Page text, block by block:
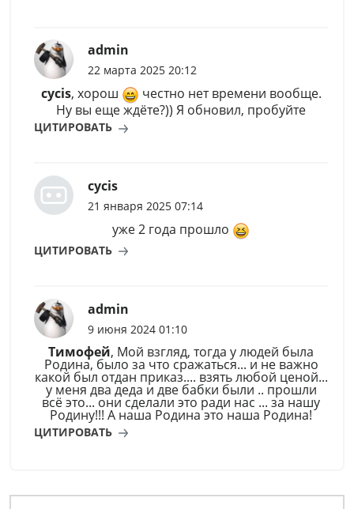
admin
22 марта 2025 20:12
cycis, хорош
честно нет времени вообще.
Ну вы еще ждёте?)) Я обновил, пробуйте
ЦИТИРОВАТЬ
cycis
21 января 2025 07:14
уже 2 года прошло
ЦИТИРОВАТЬ
admin
9 июня 2024 01:10
Тимофей, Мой взгляд, тогда у людей была
Родина, было за что сражаться... и не важно
какой был отдан приказ.... взять любой ценой...
у меня два деда и две бабки были .. прошли
всё это... они сделали это ради нас ... за нашу
Родину!!! А наша Родина это наша Родина!
ЦИТИРОВАТЬ